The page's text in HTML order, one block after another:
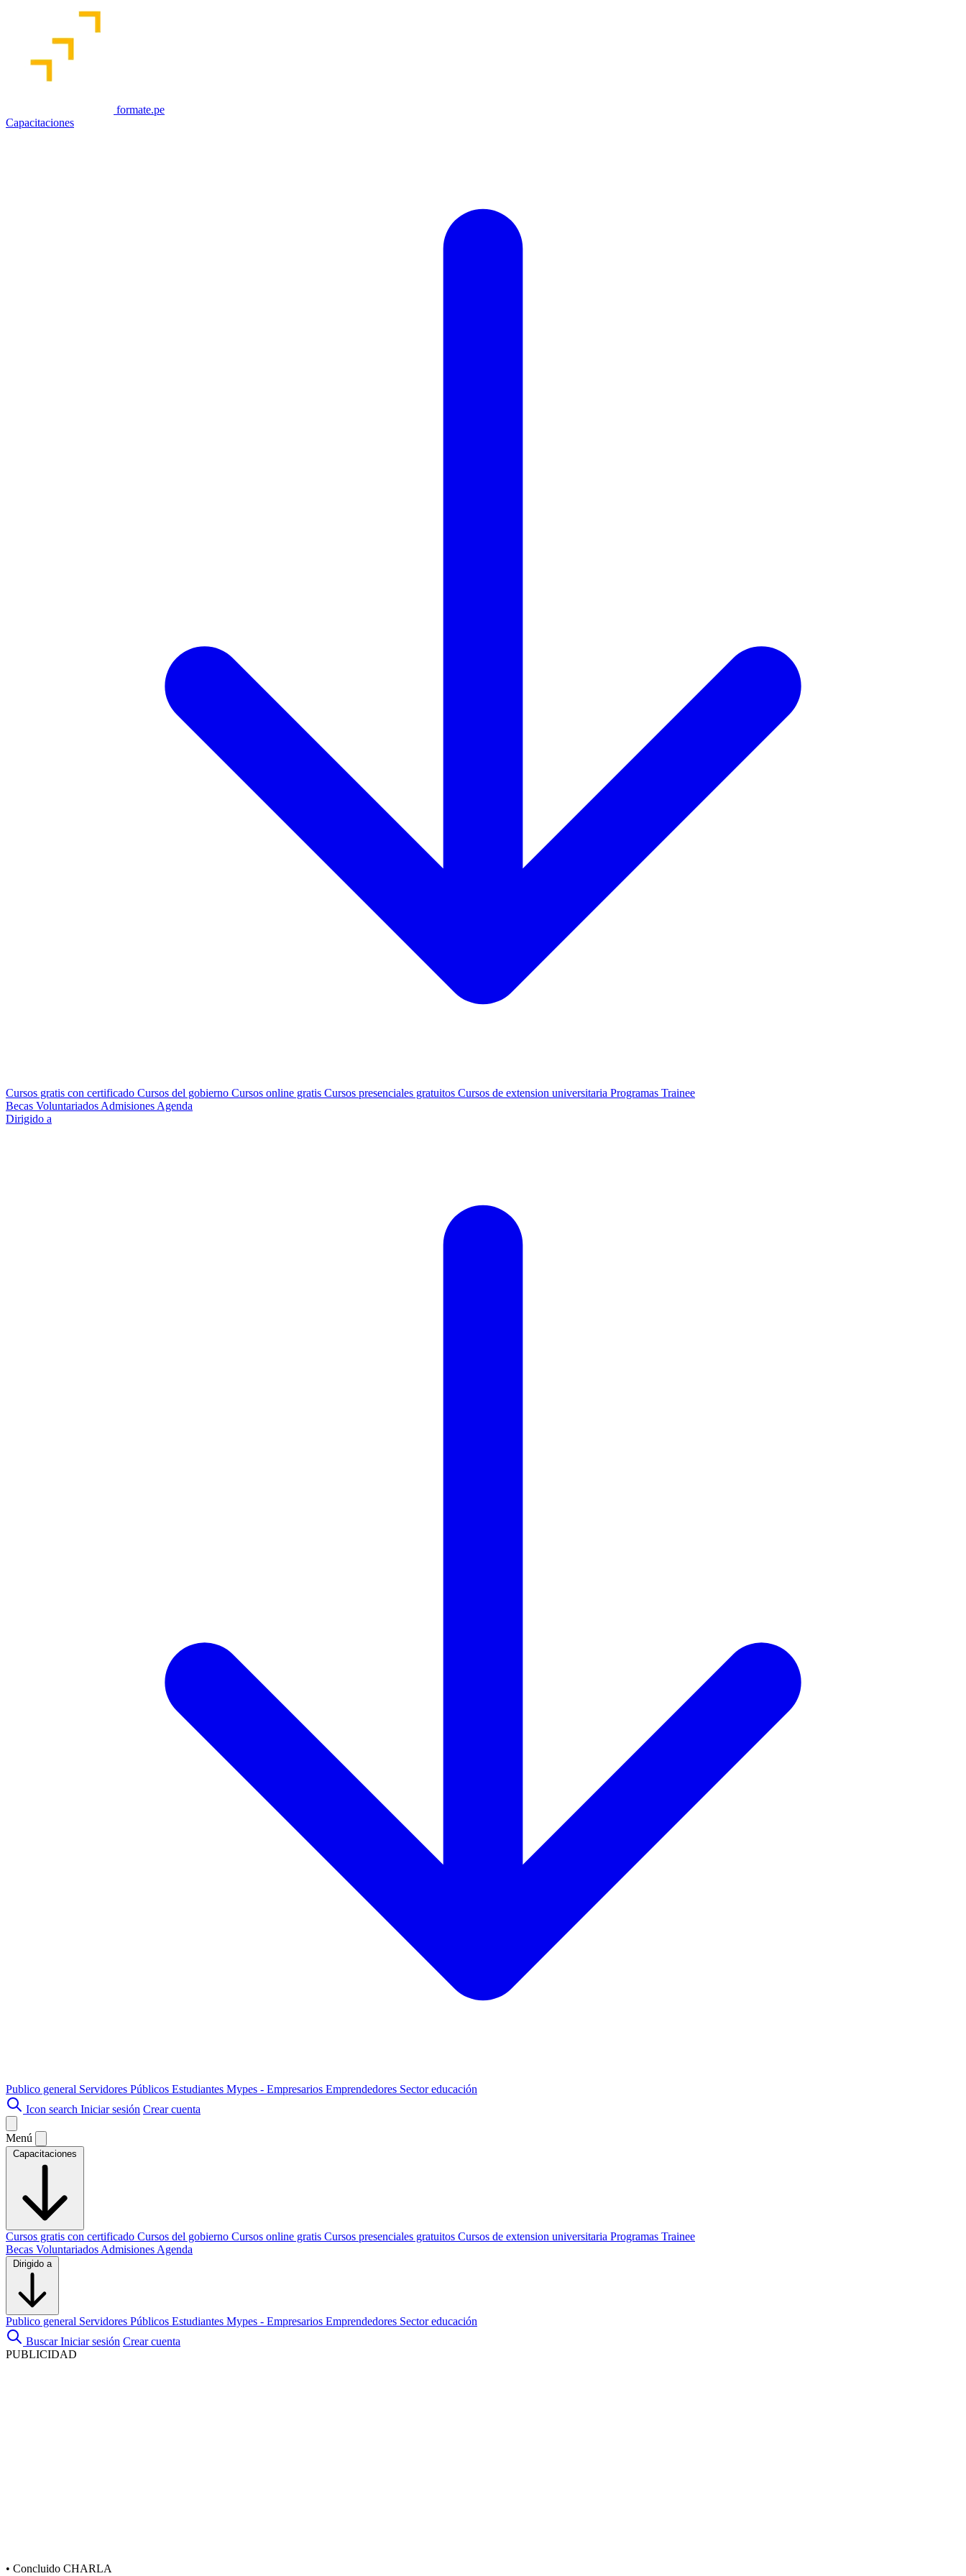
formate.pe
Capacitaciones
Cursos gratis con certificado Cursos del gobierno Cursos online gratis Cursos presenciales gratuitos Cursos de extension universitaria Programas Trainee
Becas Voluntariados Admisiones Agenda
Dirigido a
Publico general Servidores Públicos Estudiantes Mypes - Empresarios Emprendedores Sector educación
Icon search Iniciar sesión Crear cuenta
Menú
Capacitaciones
Cursos gratis con certificado Cursos del gobierno Cursos online gratis Cursos presenciales gratuitos Cursos de extension universitaria Programas Trainee
Becas Voluntariados Admisiones Agenda
Dirigido a
Publico general Servidores Públicos Estudiantes Mypes - Empresarios Emprendedores Sector educación
Buscar Iniciar sesión Crear cuenta
PUBLICIDAD
• Concluido CHARLA